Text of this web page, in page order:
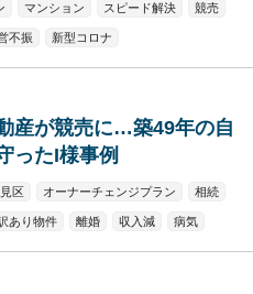
マンション スピード解決 競売
不振 新型コロナ
産が競売に…築49年の自
ったI様事例
区 オーナーチェンジプラン 相続
あり物件 離婚 収入減 病気